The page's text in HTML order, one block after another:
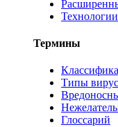
Термины
Типы
Глоссарий